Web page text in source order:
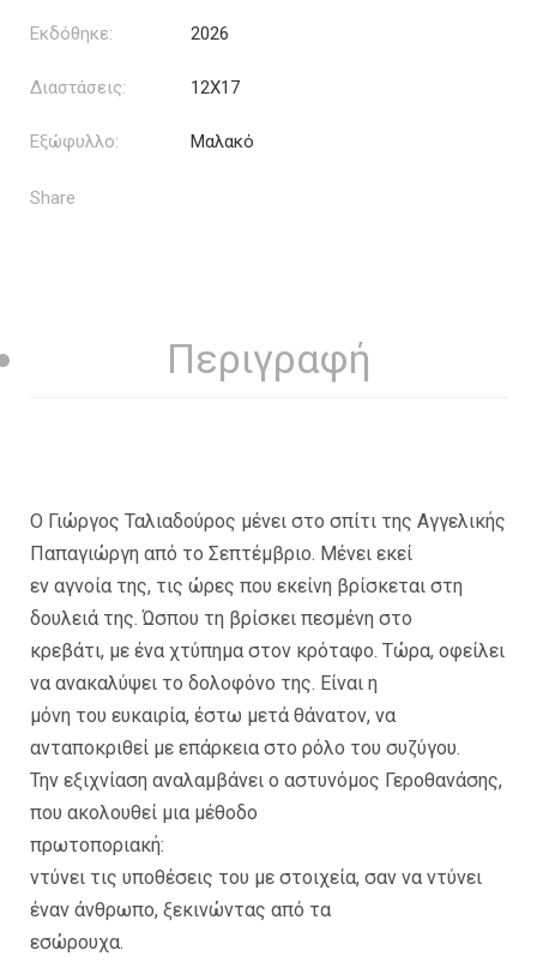
Εκδόθηκε: 2026
Διαστάσεις: 12Χ17
Εξώφυλλο: Μαλακό
Share
Περιγραφή
Ο Γιώργος Ταλιαδούρος μένει στο σπίτι της Αγγελικής
Παπαγιώργη από το Σεπτέμβριο. Μένει εκεί
εν αγνοία της, τις ώρες που εκείνη βρίσκεται στη
δουλειά της. Ώσπου τη βρίσκει πεσμένη στο
κρεβάτι, με ένα χτύπημα στον κρόταφο. Τώρα, οφείλει
να ανακαλύψει το δολοφόνο της. Είναι η
μόνη του ευκαιρία, έστω μετά θάνατον, να
ανταποκριθεί με επάρκεια στο ρόλο του συζύγου.
Την εξιχνίαση αναλαμβάνει ο αστυνόμος Γεροθανάσης,
που ακολουθεί μια μέθοδο
πρωτοποριακή:
ντύνει τις υποθέσεις του με στοιχεία, σαν να ντύνει
έναν άνθρωπο, ξεκινώντας από τα
εσώρουχα.